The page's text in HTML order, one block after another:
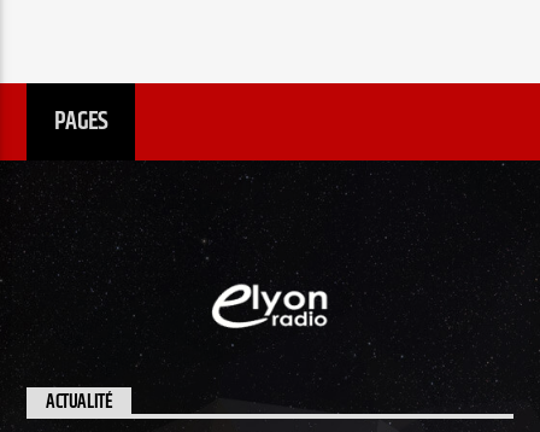
PAGES
ACTUALITÉ